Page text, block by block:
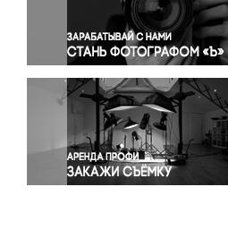
Правосудие
Происшествия и конфликты
Религия
Светская жизнь
Спорт
Экология
Экономика и бизнес